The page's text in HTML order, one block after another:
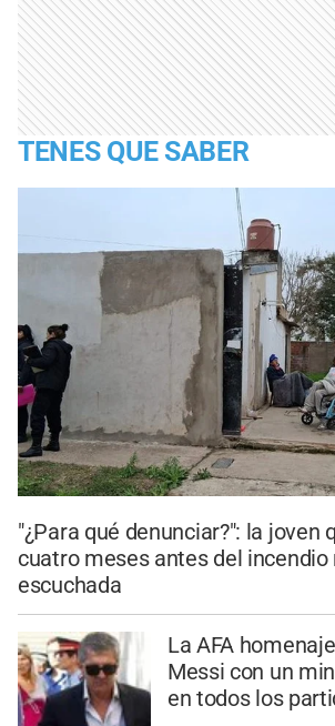
TENES QUE SABER
"¿Para qué denunciar?": la joven
cuatro meses antes del
escuchada
La AFA
Messi con un
en todos los